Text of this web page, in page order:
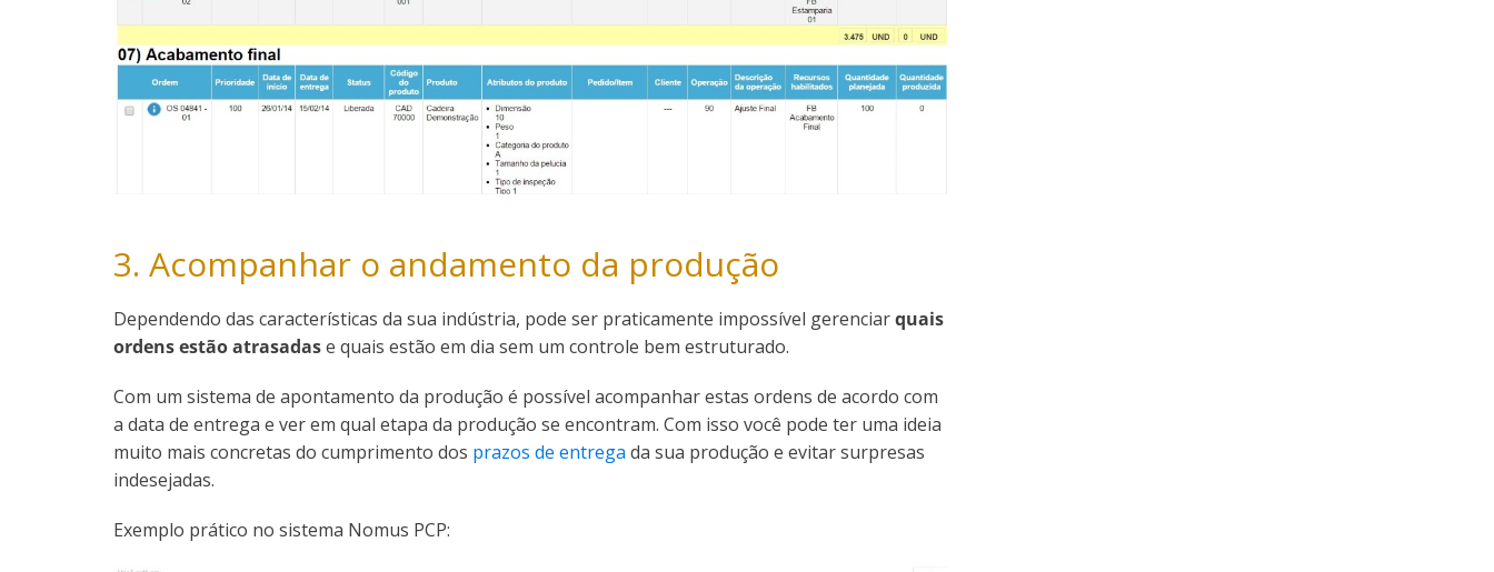
3. Acompanhar o andamento da produção
Dependendo das características da sua indústria, pode ser praticamente impossível gerenciarquais
ordens estão atrasadase quais estão em dia sem um controle bem estruturado.
Com um sistema de apontamento da produção é possível acompanhar estas ordens de acordo com
a data de entrega e ver em qual etapa da produção se encontram. Com isso você pode ter uma ideia
muito mais concretas do cumprimento dos prazos de entrega da sua produção e evitar surpresas
indesejadas.
Exemplo prático no sistema Nomus PCP: